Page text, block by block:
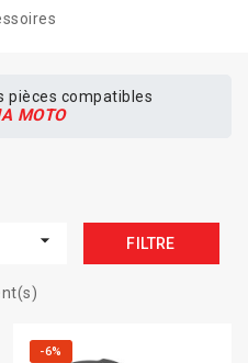
pièces compatibles
MOTO
 FILTRE
-6%